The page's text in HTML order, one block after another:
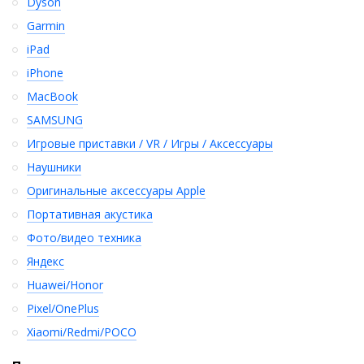
Garmin
iPad
iPhone
MacBook
SAMSUNG
Игровые приставки / VR / Игры / Аксессуары
Наушники
Оригинальные аксессуары Apple
Портативная акустика
Фото/видео техника
Яндекс
Huawei/Honor
Pixel/OnePlus
Xiaomi/Redmi/POCO